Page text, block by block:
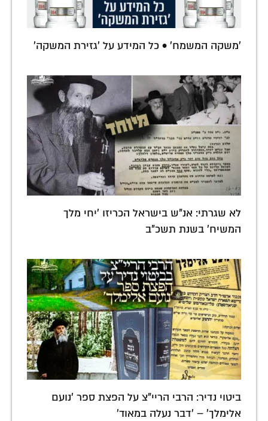
'משקה המשמח' • כל המידע על 'גזירת המשקה'
לא שגרתי: אנ"ש בישראל הכריזו 'יחי מלך
המשיח' בשנת תשכ"ב
ביטוי נדיר: הרבי הריי"צ על הפצת ספר 'נועם
אלימלך' – 'דבר נעלה במאוד'